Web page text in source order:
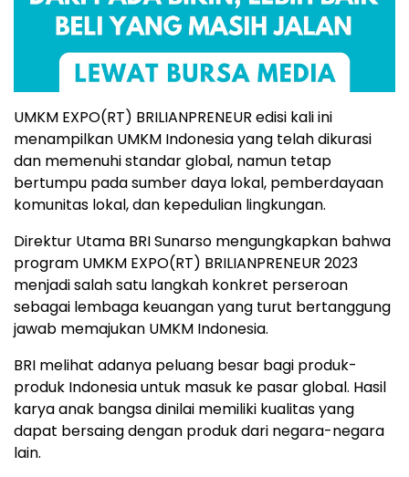
UMKM EXPO(RT) BRILIANPRENEUR edisi kali ini
menampilkan UMKM Indonesia yang telah dikurasi
dan memenuhi standar global, namun tetap
bertumpu pada sumber daya lokal, pemberdayaan
komunitas lokal, dan kepedulian lingkungan.
Direktur Utama BRI Sunarso mengungkapkan bahwa
program UMKM EXPO(RT) BRILIANPRENEUR 2023
menjadi salah satu langkah konkret perseroan
sebagai lembaga keuangan yang turut bertanggung
jawab memajukan UMKM Indonesia.
BRI melihat adanya peluang besar bagi produk-
produk Indonesia untuk masuk ke pasar global. Hasil
karya anak bangsa dinilai memiliki kualitas yang
dapat bersaing dengan produk dari negara-negara
lain.